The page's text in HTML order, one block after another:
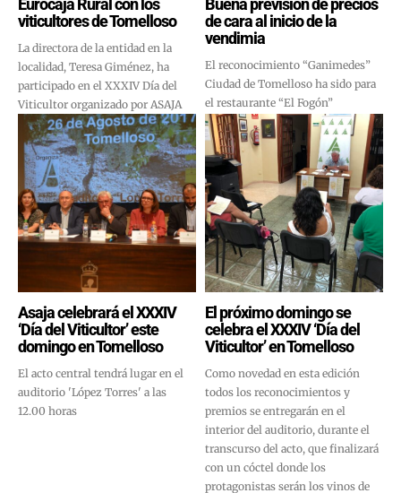
Eurocaja Rural con los
viticultores de Tomelloso
La directora de la entidad en la
localidad, Teresa Giménez, ha
participado en el XXXIV Día del
Viticultor organizado por ASAJA
Buena previsión de precios
de cara al inicio de la
vendimia
El reconocimiento “Ganimedes”
Ciudad de Tomelloso ha sido para
el restaurante “El Fogón”
Asaja celebrará el XXXIV
‘Día del Viticultor’ este
domingo en Tomelloso
El acto central tendrá lugar en el
auditorio 'López Torres' a las
12.00 horas
El próximo domingo se
celebra el XXXIV ‘Día del
Viticultor’ en Tomelloso
Como novedad en esta edición
todos los reconocimientos y
premios se entregarán en el
interior del auditorio, durante el
transcurso del acto, que finalizará
con un cóctel donde los
protagonistas serán los vinos de